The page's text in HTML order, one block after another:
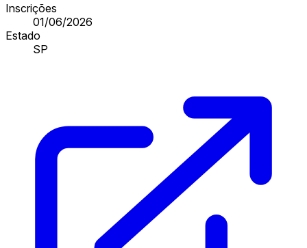
Inscrições
01/06/2026
Estado
SP